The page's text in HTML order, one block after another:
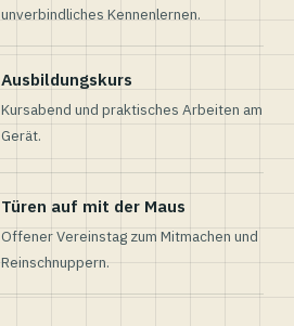
unverbindliches Kennenlernen.
Ausbildungskurs
Kursabend und praktisches Arbeiten am
Gerät.
Türen auf mit der Maus
Offener Vereinstag zum Mitmachen und
Reinschnuppern.